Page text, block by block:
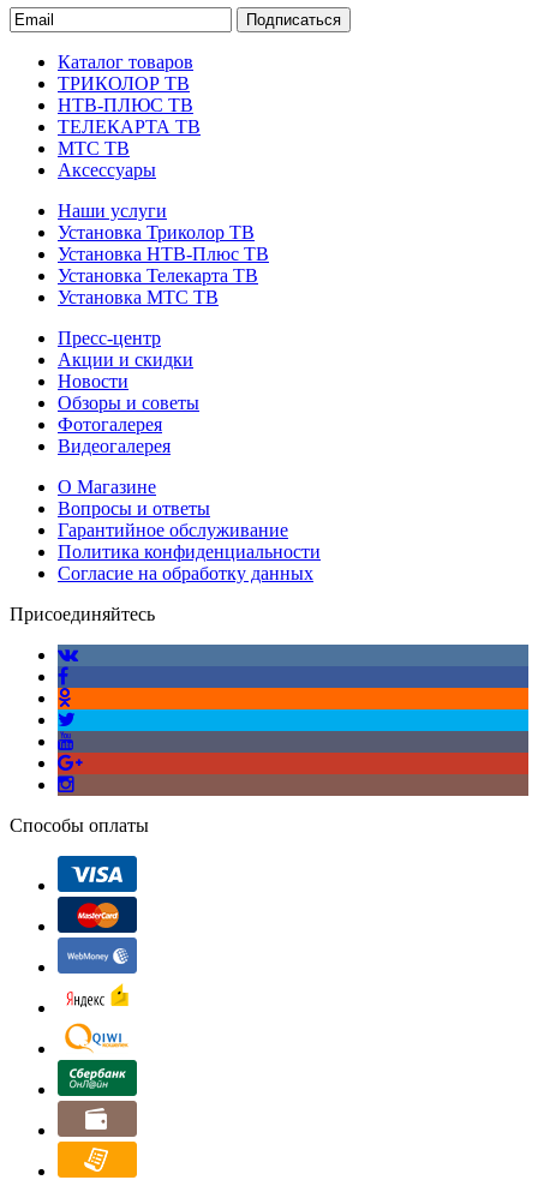
Подписаться
Каталог товаров
ТРИКОЛОР ТВ
НТВ-ПЛЮС ТВ
ТЕЛЕКАРТА ТВ
МТС ТВ
Аксессуары
Наши услуги
Установка Триколор ТВ
Установка НТВ-Плюс ТВ
Установка Телекарта ТВ
Установка МТС ТВ
Пресс-центр
Акции и скидки
Новости
Обзоры и советы
Фотогалерея
Видеогалерея
О Магазине
Вопросы и ответы
Гарантийное обслуживание
Политика конфиденциальности
Согласие на обработку данных
Присоединяйтесь
Способы оплаты